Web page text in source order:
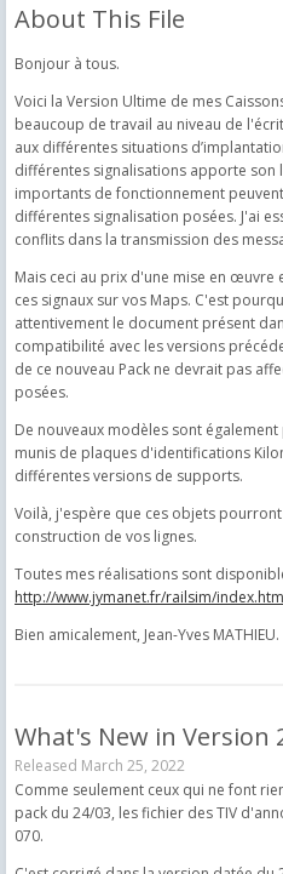
About This File
Bonjour à tous.
Voici la Version Ultime de mes
beaucoup de travail au niveau de
aux différentes situations
différentes signalisations apporte son
importants de fonctionnement
différentes signalisation posées. J'ai
conflits dans la transmission des
Mais ceci au prix d'une mise en œuvre
ces signaux sur vos Maps. C'est
attentivement le document présent
compatibilité avec les versions
de ce nouveau Pack ne devrait pas
posées.
De nouveaux modèles sont également
munis de plaques d'identifications
différentes versions de supports.
Voilà, j'espère que ces objets
construction de vos lignes.
Toutes mes réalisations sont
http://www.jymanet.fr/railsim/
Bien amicalement, Jean-Yves MATHIEU.
What's New in Version
Released March 25, 2022
Comme seulement ceux qui ne font
pack du 24/03, les fichier des TIV
070.